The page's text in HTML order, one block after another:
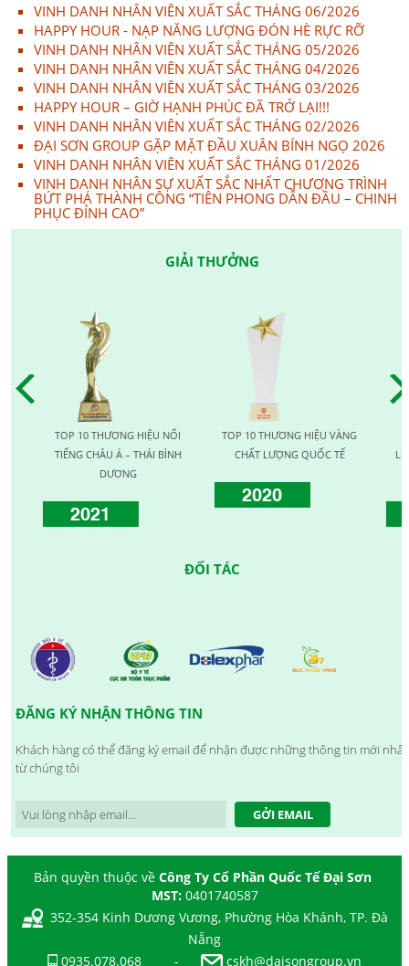
VINH DANH NHÂN VIÊN XUẤT SẮC THÁNG 06/2026
HAPPY HOUR - NẠP NĂNG LƯỢNG ĐÓN HÈ RỰC RỠ
VINH DANH NHÂN VIÊN XUẤT SẮC THÁNG 05/2026
VINH DANH NHÂN VIÊN XUẤT SẮC THÁNG 04/2026
VINH DANH NHÂN VIÊN XUẤT SẮC THÁNG 03/2026
HAPPY HOUR – GIỜ HẠNH PHÚC ĐÃ TRỞ LẠI!!!
VINH DANH NHÂN VIÊN XUẤT SẮC THÁNG 02/2026
ĐẠI SƠN GROUP GẶP MẶT ĐẦU XUÂN BÍNH NGỌ 2026
VINH DANH NHÂN VIÊN XUẤT SẮC THÁNG 01/2026
VINH DANH NHÂN SỰ XUẤT SẮC NHẤT CHƯƠNG TRÌNH
BỨT PHÁ THÀNH CÔNG “TIÊN PHONG DẪN ĐẦU – CHINH
PHỤC ĐỈNH CAO”
GIẢI THƯỞNG
TOP 10 THƯƠNG HIỆU NỔI
TIẾNG CHÂU Á – THÁI BÌNH
DƯƠNG
2021
TOP 10 THƯƠNG HIỆU VÀNG
CHẤT LƯỢNG QUỐC TẾ
2020
ĐỐI TÁC
ĐĂNG KÝ NHẬN THÔNG TIN
Khách hàng có thể đăng ký email để nhận được những thông tin mới nhất
từ chúng tôi
GỞI EMAIL
Bản quyền thuộc về Công Ty Cổ Phần Quốc Tế Đại Sơn
MST: 0401740587
352-354 Kinh Dương Vương, Phường Hòa Khánh, TP. Đà
Nẵng
0935.078.068
- cskh@daisongroup.vn